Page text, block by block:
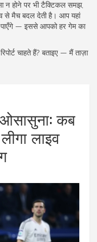
न होने पर भी टैक्टिकल समझ,
से मैच बदल देती है। आप यहां
पाएँगे — इससे आपको हर गेम का
चाहते हैं? बताइए — मैं ताज़ा
कब
लाइव